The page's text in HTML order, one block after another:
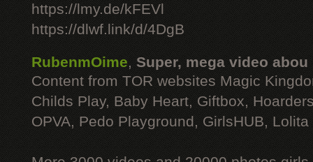
https://lmy.de/kFEVl
https://dlwf.link/d/4DgB
RubenmOime, Super, mega video abou
Content from TOR websites Magic
Childs Play, Baby Heart, Giftbox,
OPVA, Pedo Playground, GirlsHUB, Lolita